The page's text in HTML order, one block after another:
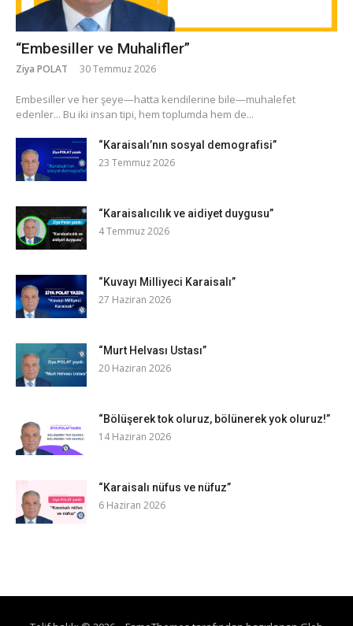
“Embesiller ve Muhalifler”
Ziya POLAT 30 Temmuz 2026
​Embesiller ve her şeye—hatta kendilerine bile—muhalefet
edenler... Bu iki insan tipi, hem toplumda hem de...
“Karaisalı’nın sosyal demografisi”
23 Temmuz 2026
“Karaisalıcılık ve aidiyet duygusu”
4 Temmuz 2026
“Kuvayı Milliyeci Karaisalı”
27 Haziran 2026
“Murt Helvası Ustası”
20 Haziran 2026
“Bölüşerek tok oluruz, bölünerek yok oluruz!”
14 Haziran 2026
“Karaisalı nüfus ve nüfuz”
6 Haziran 2026